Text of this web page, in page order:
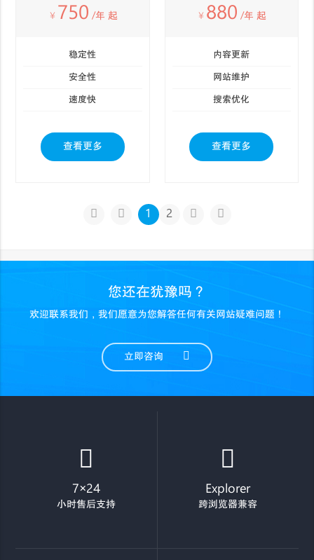
￥ 750 /年 起
稳定性
安全性
速度快
查看更多
￥ 880 /年 起
内容更新
网站维护
搜索优化
查看更多
1 2
您还在犹豫吗？
欢迎联系我们，我们愿意为您解答任何有关网站疑难问题！
立即咨询
7×24
小时售后支持
Explorer
跨浏览器兼容